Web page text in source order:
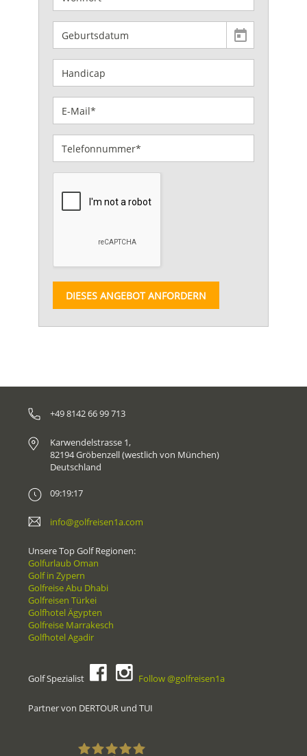
DIESES ANGEBOT ANFORDERN
+49 8142 66 99 713
Karwendelstrasse 1,
82194 Gröbenzell (westlich von München)
Deutschland
09:19:17
info@golfreisen1a.com
Unsere Top Golf Regionen:
Golfurlaub Oman
Golf in Zypern
Golfreise Abu Dhabi
Golfreisen Türkei
Golfhotel Ägypten
Golfreise Marrakesch
Golfhotel Agadir
Golf Spezialist Follow @golfreisen1a
Partner von DERTOUR und TUI